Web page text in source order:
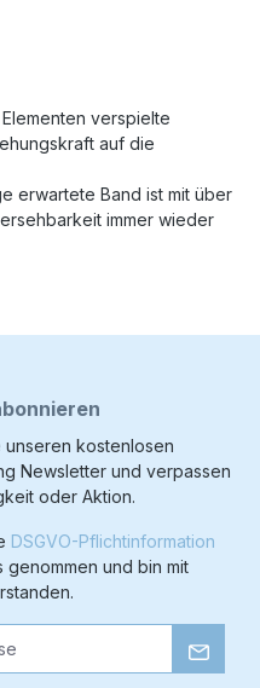
verspielte
auf die
erwartete Band ist mit über
immer wieder
unseren kostenlosen
Newsletter und verpassen
oder Aktion.
DSGVO-Pflichtinformation
genommen und bin mit